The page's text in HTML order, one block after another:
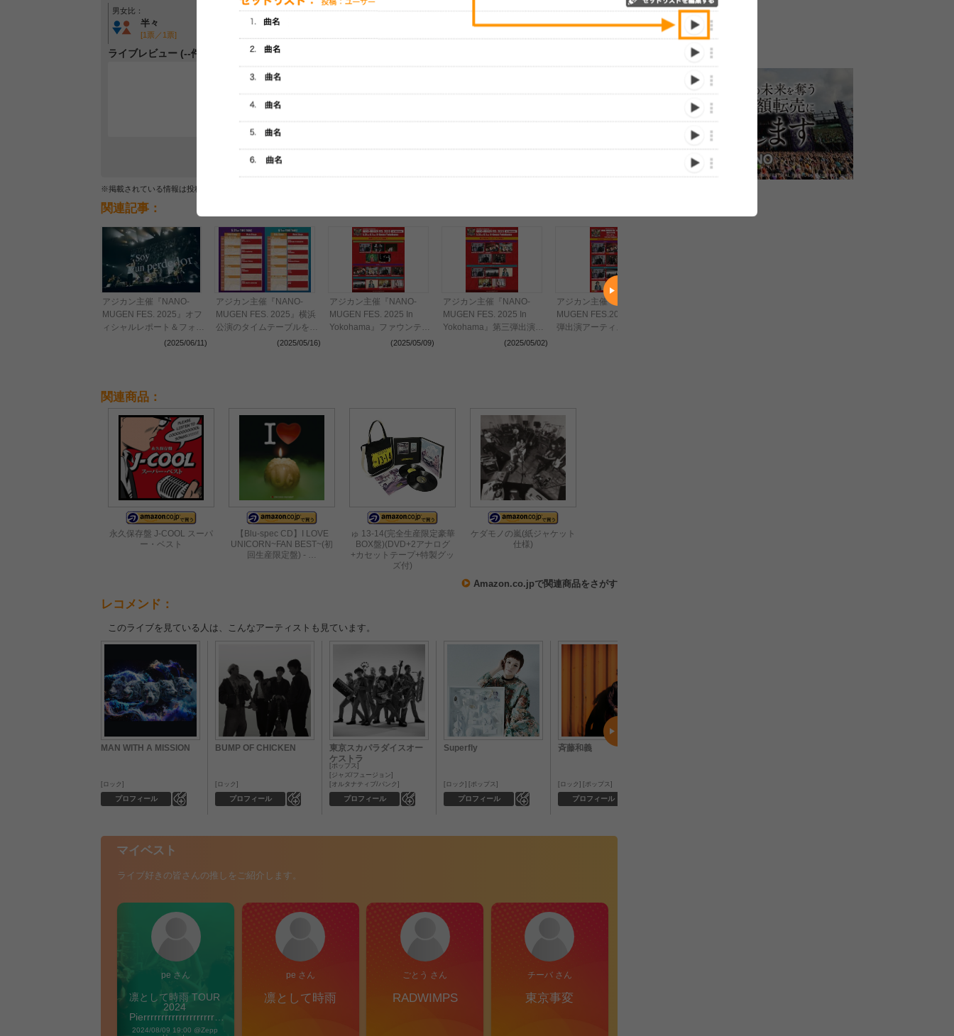
男女比：
半々
[1票／1票]
年齢層：
30代～40代中心
グッズの待ち時間： 観たレポを投稿する
ライブレビュー (--件)
最初のレビューを投稿してみませんか？
※掲載されている情報は投稿されたデータを集計したもので、実際のライブとは異なる場合があります。
関連記事：
アジカン主催『NANO-
MUGEN FES. 2025』オフ
ィシャルレポート＆フォト
が公開 世代も国境もジャ
(2025/06/11)
アジカン主催『NANO-
MUGEN FES. 2025』横浜
公演のタイムテーブルを公
(2025/05/16)
アジカン主催『NANO-
MUGEN FES. 2025 In
Yokohama』ファウンテイ
ンズ・オブ・ウェイン、ハ
(2025/05/09)
アジカン主催『NANO-
MUGEN FES. 2025 In
Yokohama』第三弾出演ア
ーティストとして(2025/05/02)
アジカン主催『NANO-
MUGEN FES.2025』第二
弾出演アーティストとして
関連商品：
永久保存盤 J-COOL スーパ
ー・ベスト
【Blu-spec CD】I LOVE
UNICORN~FAN BEST~(初
回生産限定盤) - …
ゅ 13-14(完全生産限定豪華
BOX盤)(DVD+2アナログ
+カセットテープ+特製グッ
ズ付)
ケダモノの嵐(紙ジャケット
仕様)
Amazon.co.jpで関連商品をさがす
レコメンド：
このライブを見ている人は、こんなアーティストも見ています。
MAN WITH A MISSION
プロフィール
ロック
BUMP OF CHICKEN
プロフィール
ロック
東京スカパラダイスオー
ケストラ
プロフィール
ポップス
ジャズ/フュージョン
オルタナティブ/パンク
Superfly
プロフィール
ロック ポップス
斉藤和義
プロフィール
ロック ポップス
マイベスト
ライブ好きの皆さんの推しをご紹介します。
pe さん
凛として時雨 TOUR
2024
Pierrrrrrrrrrrrrrrrrrrre
Vibes
2024/08/09 19:00 @Zepp
pe さん
凛として時雨
ごとう さん
RADWIMPS
チーバ さん
東京事変